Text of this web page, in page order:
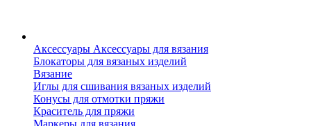
Аксессуары Аксессуары для вязания
Блокаторы для вязаных изделий
Вязание
Иглы для сшивания вязаных изделий
Конусы для отмотки пряжи
Краситель для пряжи
Маркеры для вязания